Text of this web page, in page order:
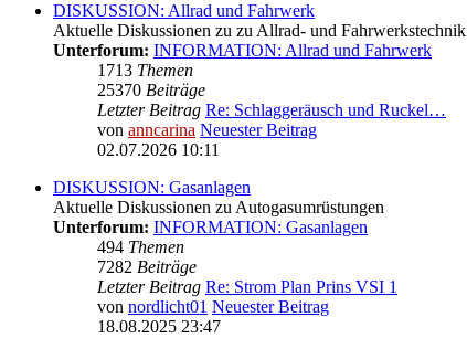
DISKUSSION: Allrad und Fahrwerk
Aktuelle Diskussionen zu zu Allrad- und Fahrwerkstechnik
Unterforum: INFORMATION: Allrad und Fahrwerk
1713 Themen
25370 Beiträge
Letzter Beitrag Re: Schlaggeräusch und Ruckel…
von anncarina Neuester Beitrag
02.07.2026 10:11
DISKUSSION: Gasanlagen
Aktuelle Diskussionen zu Autogasumrüstungen
Unterforum: INFORMATION: Gasanlagen
494 Themen
7282 Beiträge
Letzter Beitrag Re: Strom Plan Prins VSI 1
von nordlicht01 Neuester Beitrag
18.08.2025 23:47